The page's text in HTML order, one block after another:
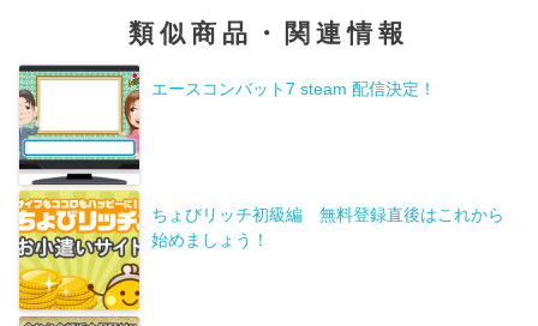
類似商品・関連情報
エースコンバット7 steam 配信決定！
ちょびリッチ初級編 無料登録直後はこれから
始めましょう！